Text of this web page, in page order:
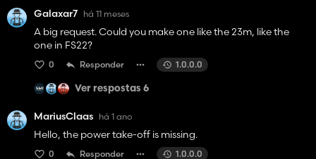
Galaxar7 há 11 meses
A big request. Could you make one like the 23m, like the
one in FS22?
0 Responder 1.0.0.0
Ver respostas 6
MariusClaas há 1 ano
Hello, the power take-off is missing.
0 Responder 1.0.0.0